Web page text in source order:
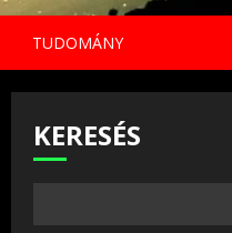
TUDOMÁNY
KERESÉS